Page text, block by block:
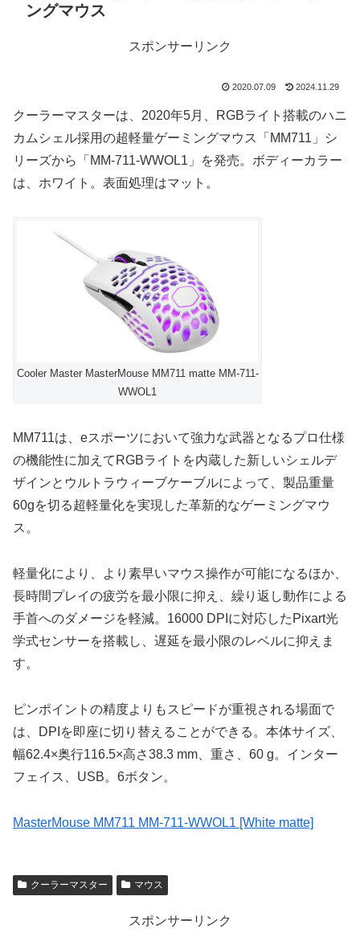
ングマウス
スポンサーリンク
2020.07.09 2024.11.29
クーラーマスターは、2020年5月、RGBライト搭載のハニ
カムシェル採用の超軽量ゲーミングマウス「MM711」シ
リーズから「MM-711-WWOL1」を発売。ボディーカラー
は、ホワイト。表面処理はマット。
Cooler Master MasterMouse MM711 matte MM-711-
WWOL1
MM711は、eスポーツにおいて強力な武器となるプロ仕様
の機能性に加えてRGBライトを内蔵した新しいシェルデ
ザインとウルトラウィーブケーブルによって、製品重量
60gを切る超軽量化を実現した革新的なゲーミングマウ
ス。
軽量化により、より素早いマウス操作が可能になるほか、
長時間プレイの疲労を最小限に抑え、繰り返し動作による
手首へのダメージを軽減。16000 DPIに対応したPixart光
学式センサーを搭載し、遅延を最小限のレベルに抑えま
す。
ピンポイントの精度よりもスピードが重視される場面で
は、DPIを即座に切り替えることができる。本体サイズ、
幅62.4×奥行116.5×高さ38.3 mm、重さ、60 g。インター
フェイス、USB。6ボタン。
MasterMouse MM711 MM-711-WWOL1 [White matte]
クーラーマスター マウス
スポンサーリンク